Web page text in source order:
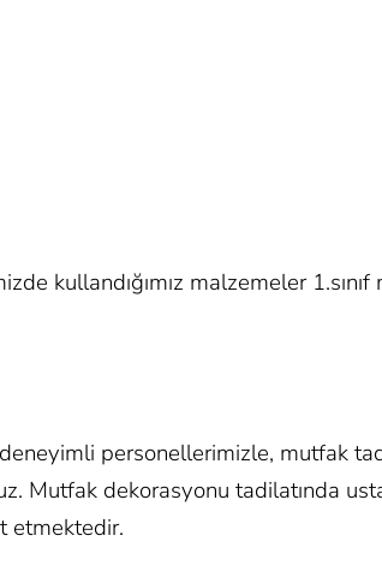
kullandığımız malzemeler
personellerimizle, mutfak
Mutfak dekorasyonu tadilatında
etmektedir.